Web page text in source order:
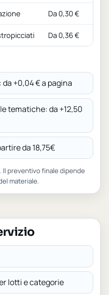
Da 0,30 €
Da 0,36 €
+0,04 € a pagina
tematiche: da +12,50
da 18,75€
Il preventivo finale dipende
materiale.
lotti e categorie